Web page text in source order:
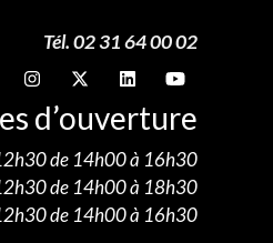
Tél. 02 31 64 00 02
nous sur
Suivez-nous sur
Suivez-nous sur
Suivez-nous sur
Suivez-nous sur
d’ouverture
de 14h00 à 16h30
de 14h00 à 18h30
de 14h00 à 16h30